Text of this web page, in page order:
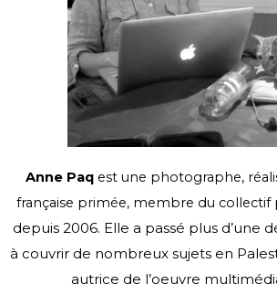
Anne Paqest une photographe,
française primée, membre du collectif
depuis 2006. Elle a passé plus d’une
à couvrir de nombreux sujets en
autrice de l’oeuvre